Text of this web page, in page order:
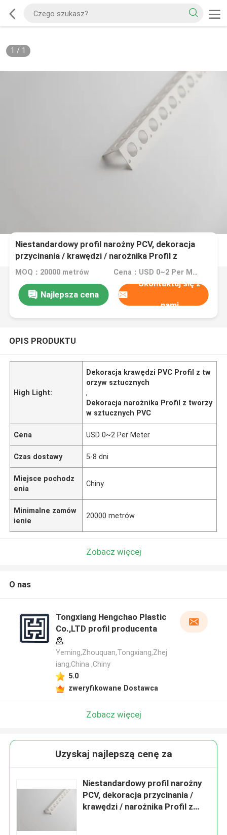
1 / 1
Niestandardowy profil narożny PCV, dekoracja
przycinania / krawędzi / narożnika Profil z
tworzywa sztucznego PVC PVC
MOQ：20000 metrów Cena：USD 0~2 Per Meter
Najlepsza cena
Skontaktuj się z
nami
OPIS PRODUKTU
High Light:
Dekoracja krawędzi PVC Profil z tw
orzyw sztucznych
,
Dekoracja narożnika Profil z tworzy
w sztucznych PVC
Cena USD 0~2 Per Meter
Czas dostawy 5-8 dni
Miejsce pochodz
enia
Chiny
Minimalne zamów
ienie
20000 metrów
Zobacz więcej
O nas
Tongxiang Hengchao Plastic
Co.,LTD profil producenta
Yeming,Zhouquan,Tongxiang,Zhej
iang,China ,Chiny
5.0
zweryfikowane Dostawca
Zobacz więcej
Uzyskaj najlepszą cenę za
Niestandardowy profil narożny
PCV, dekoracja przycinania /
krawędzi / narożnika Profil z